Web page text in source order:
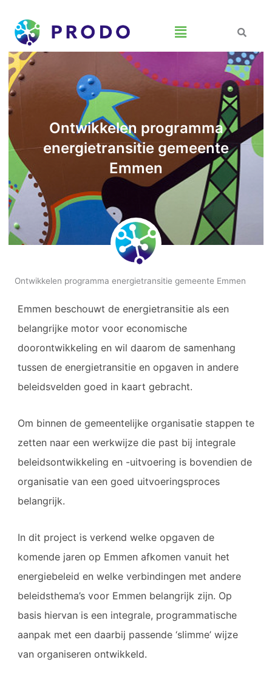
Menu
Ontwikkelen programma
energietransitie gemeente
Emmen
Ontwikkelen programma energietransitie gemeente Emmen
Emmen beschouwt de energietransitie als een
belangrijke motor voor economische
doorontwikkeling en wil daarom de samenhang
tussen de energietransitie en opgaven in andere
beleidsvelden goed in kaart gebracht.
Om binnen de gemeentelijke organisatie stappen te
zetten naar een werkwijze die past bij integrale
beleidsontwikkeling en -uitvoering is bovendien de
organisatie van een goed uitvoeringsproces
belangrijk.
In dit project is verkend welke opgaven de
komende jaren op Emmen afkomen vanuit het
energiebeleid en welke verbindingen met andere
beleidsthema’s voor Emmen belangrijk zijn. Op
basis hiervan is een integrale, programmatische
aanpak met een daarbij passende ‘slimme’ wijze
van organiseren ontwikkeld.